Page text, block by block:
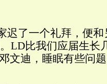
了一个礼拜，便和
LD比我们应届生长
文迪，睡眠有些问